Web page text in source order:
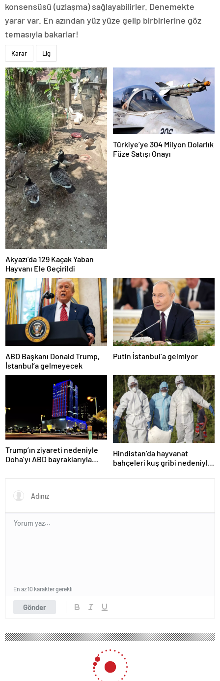
konsensüsü (uzlaşma) sağlayabilirler. Denemekte
yarar var. En azından yüz yüze gelip birbirlerine göz
temasıyla bakarlar!
Karar Lig
Akyazı’da 129 Kaçak Yaban
Hayvanı Ele Geçirildi
Türkiye’ye 304 Milyon Dolarlık
Füze Satışı Onayı
ABD Başkanı Donald Trump,
İstanbul’a gelmeyecek
Putin İstanbul’a gelmiyor
Trump’ın ziyareti nedeniyle
Doha’yı ABD bayraklarıyla
Hindistan’da hayvanat
bahçeleri kuş gribi nedeniyle
Gönder
En az 10 karakter gerekli